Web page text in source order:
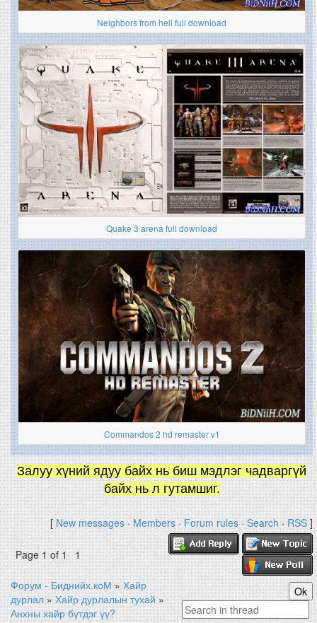
Neighbors from hell full download
Quake 3 arena full download
Commandos 2 hd remaster v1
Залуу хүний ядуу байх нь биш мэдлэг чадваргүй
байх нь л гутамшиг.
[New messages·Members·Forum rules·Search·RSS]
Page1of1 1
Форум - Биднийх.коМ » Хайр
дурлал » Хайр дурлалын тухай »
Анхны хайр бүтдэг үү?